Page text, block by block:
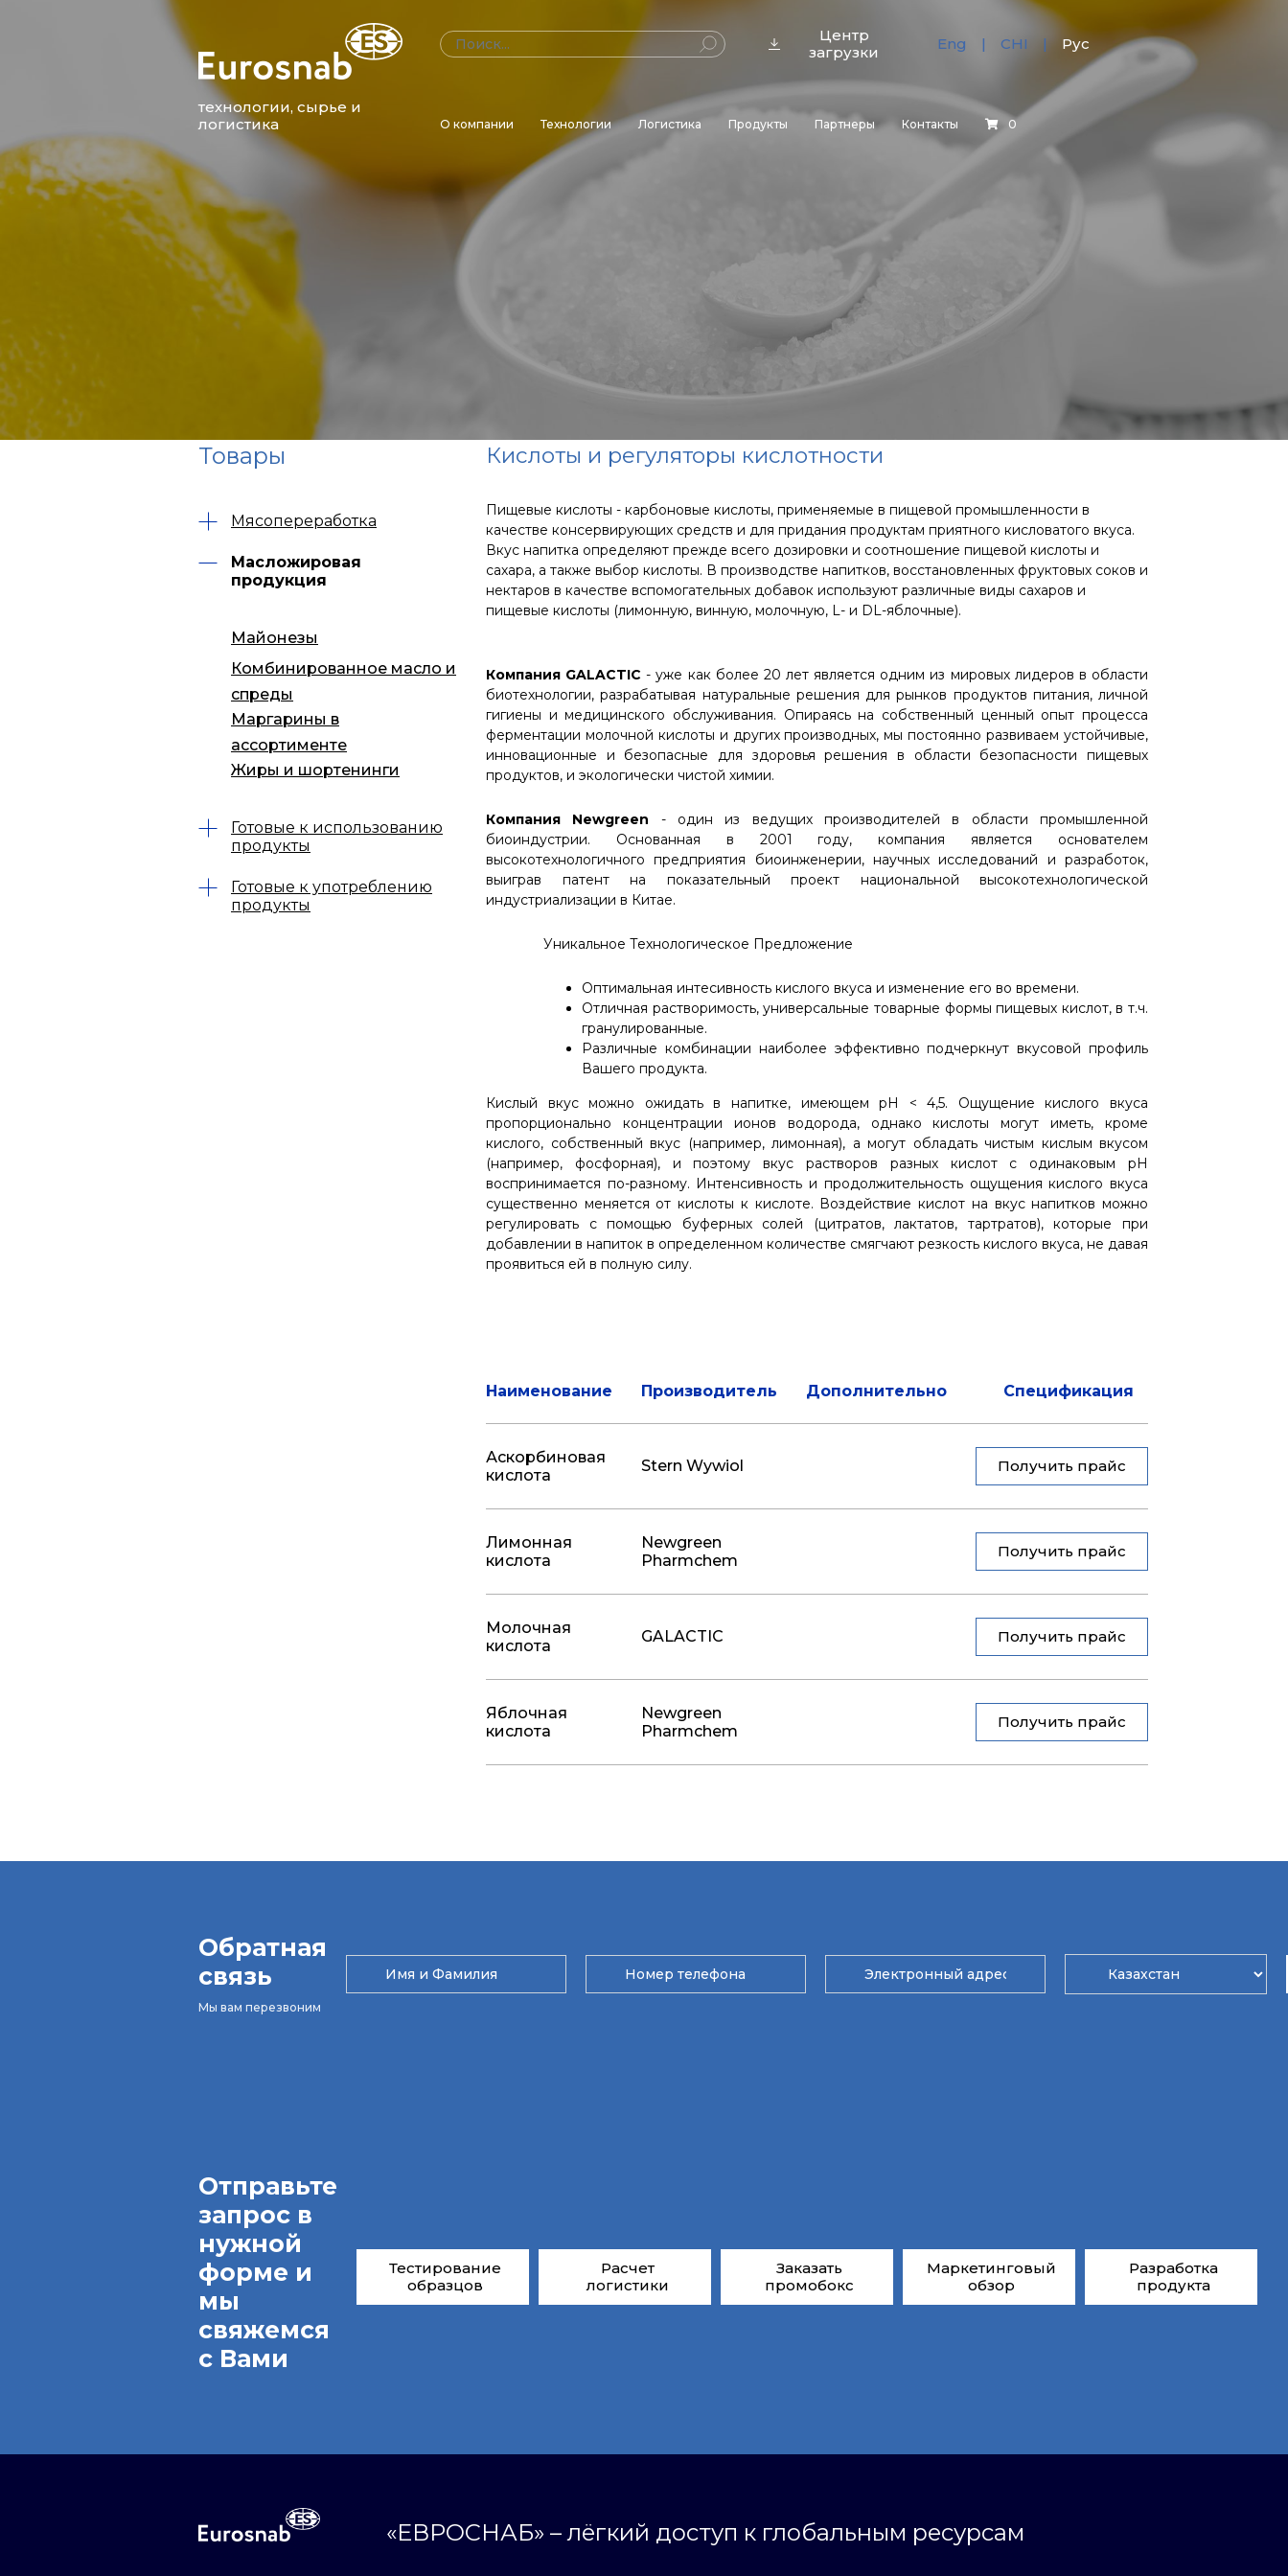
технологии, сырье и
логистика
Центр
загрузки
Eng CHI Рус
О компании Технологии Логистика Продукты Партнеры Контакты 0
Товары
Мясопереработка
Масложировая
продукция
Майонезы
Комбинированное масло и
спреды
Маргарины в
ассортименте
Жиры и шортенинги
Готовые к использованию
продукты
Готовые к употреблению
продукты
Кислоты и регуляторы кислотности
Пищевые кислоты - карбоновые кислоты, применяемые в пищевой промышленности в
качестве консервирующих средств и для придания продуктам приятного кисловатого вкуса.
Вкус напитка определяют прежде всего дозировки и соотношение пищевой кислоты и
сахара, а также выбор кислоты. В производстве напитков, восстановленных фруктовых соков и
нектаров в качестве вспомогательных добавок используют различные виды сахаров и
пищевые кислоты (лимонную, винную, молочную, L- и DL-яблочные).
Компания GALACTIC- уже как более 20 лет является одним из мировых лидеров в области
биотехнологии, разрабатывая натуральные решения для рынков продуктов питания, личной
гигиены и медицинского обслуживания. Опираясь на собственный ценный опыт процесса
ферментации молочной кислоты и других производных, мы постоянно развиваем устойчивые,
инновационные и безопасные для здоровья решения в области безопасности пищевых
продуктов, и экологически чистой химии.
Компания Newgreen - один из ведущих производителей в области промышленной
биоиндустрии. Основанная в 2001 году, компания является основателем
высокотехнологичного предприятия биоинженерии, научных исследований и разработок,
выиграв патент на показательный проект национальной высокотехнологической
индустриализации в Китае.
Уникальное Технологическое Предложение
Оптимальная интесивность кислого вкуса и изменение его во времени.
Отличная растворимость, универсальные товарные формы пищевых кислот, в т.ч.
гранулированные.
Различные комбинации наиболее эффективно подчеркнут вкусовой профиль
Вашего продукта.
Кислый вкус можно ожидать в напитке, имеющем pH < 4,5. Ощущение кислого вкуса
пропорционально концентрации ионов водорода, однако кислоты могут иметь, кроме
кислого, собственный вкус (например, лимонная), а могут обладать чистым кислым вкусом
(например, фосфорная), и поэтому вкус растворов разных кислот с одинаковым pH
воспринимается по-разному. Интенсивность и продолжительность ощущения кислого вкуса
существенно меняется от кислоты к кислоте. Воздействие кислот на вкус напитков можно
регулировать с помощью буферных солей (цитратов, лактатов, тартратов), которые при
добавлении в напиток в определенном количестве смягчают резкость кислого вкуса, не давая
проявиться ей в полную силу.
Наименование Производитель Дополнительно Спецификация
Аскорбиновая
кислота
Stern Wywiol Получить прайс
Лимонная
кислота
Newgreen
Pharmchem
Получить прайс
Молочная
кислота
GALACTIC Получить прайс
Яблочная
кислота
Newgreen
Pharmchem
Получить прайс
Обратная
связь
Мы вам перезвоним
Отправьте
запрос в
нужной
форме и
мы
свяжемся
с Вами
Тестирование
образцов
Расчет
логистики
Заказать
промобокс
Маркетинговый
обзор
Разработка
продукта
«ЕВРОСНАБ» – лёгкий доступ к глобальным ресурсам